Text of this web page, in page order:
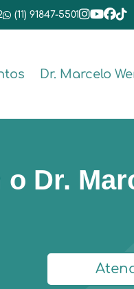
(11) 91847-5501
Dr. Marcelo
Dr.